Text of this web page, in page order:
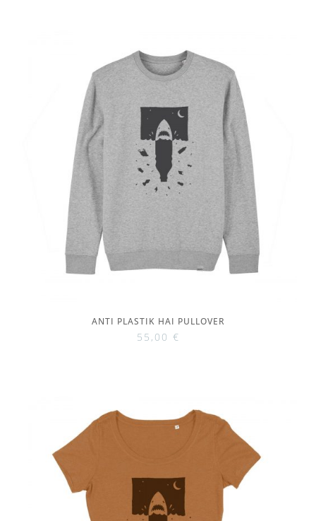
ANTI PLASTIK HAI PULLOVER
55,00 €